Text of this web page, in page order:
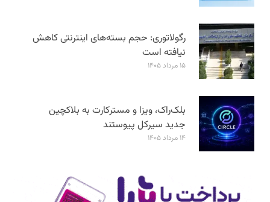
رگولاتوری: حجم بسته‌های اینترنتی کاهش
نیافته است
۱۵ مرداد ۱۴۰۵
بلک‌راک، ویزا و مسترکارت به بلاکچین
جدید سیرکل پیوستند
۱۴ مرداد ۱۴۰۵